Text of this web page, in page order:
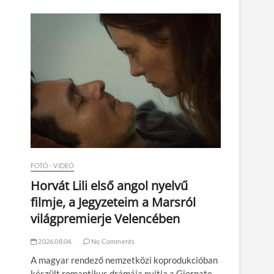
FOTÓ - VIDEÓ
Horvát Lili első angol nyelvű
filmje, a Jegyzeteim a Marsról
világpremierje Velencében
2026.08.04. No Comments
A magyar rendező nemzetközi koprodukcióban